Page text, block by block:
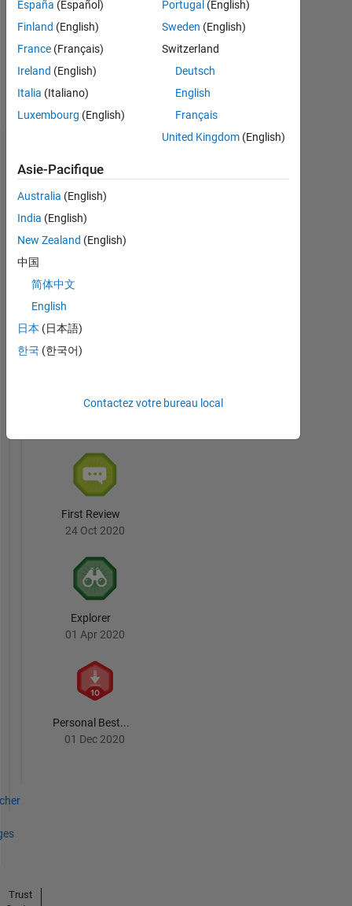
Follow
Message
Ph.D.
Candidate
MOHD
ISKANDAR
PUTRA
Badges
File
Exchange
Badges
First Submission
First Review
24 Oct 2020
Explorer
01 Apr 2020
Personal Best...
01 Dec 2020
España (Español)
Finland (English)
France (Français)
Ireland (English)
Italia (Italiano)
Luxembourg (English)
Portugal (English)
Sweden (English)
Switzerland
Deutsch
English
Français
United Kingdom(English)
Asie-Pacifique
Australia (English)
India (English)
New Zealand (English)
中国
简体中文
English
日本 (日本語)
한국 (한국어)
Contactez votre bureau local
Trust